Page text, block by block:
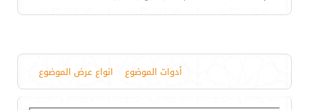
أدوات الموضوع انواع عرض الموضوع